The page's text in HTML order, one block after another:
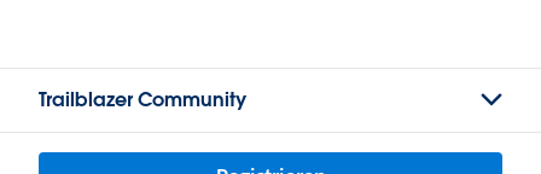
Trailblazer Community